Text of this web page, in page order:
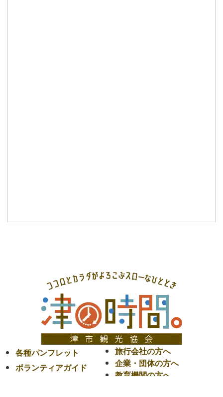
各種パンフレット
ボランティアガイド
旅行会社の方へ
企業・団体の方へ
教育機関の方へ